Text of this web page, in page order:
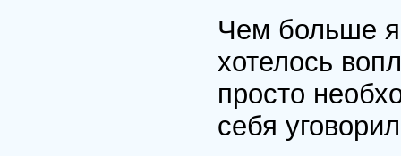
Чем больше
хотелось
просто
себя